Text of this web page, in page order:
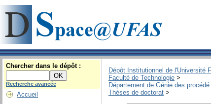
Chercher dans le dépôt :
Recherche avancée
Accueil
Dépôt Institutionnel de l'Université
Faculté de Technologie >
Département de Génie des procédé
Thèses de doctorat >